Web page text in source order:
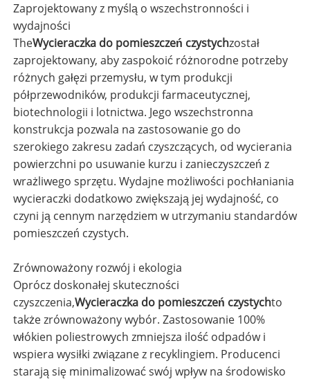
Zaprojektowany z myślą o wszechstronności i
wydajności
TheWycieraczka do pomieszczeń czystychzostał
zaprojektowany, aby zaspokoić różnorodne potrzeby
różnych gałęzi przemysłu, w tym produkcji
półprzewodników, produkcji farmaceutycznej,
biotechnologii i lotnictwa. Jego wszechstronna
konstrukcja pozwala na zastosowanie go do
szerokiego zakresu zadań czyszczących, od wycierania
powierzchni po usuwanie kurzu i zanieczyszczeń z
wrażliwego sprzętu. Wydajne możliwości pochłaniania
wycieraczki dodatkowo zwiększają jej wydajność, co
czyni ją cennym narzędziem w utrzymaniu standardów
pomieszczeń czystych.
Zrównoważony rozwój i ekologia
Oprócz doskonałej skuteczności
czyszczenia,Wycieraczka do pomieszczeń czystychto
także zrównoważony wybór. Zastosowanie 100%
włókien poliestrowych zmniejsza ilość odpadów i
wspiera wysiłki związane z recyklingiem. Producenci
starają się minimalizować swój wpływ na środowisko